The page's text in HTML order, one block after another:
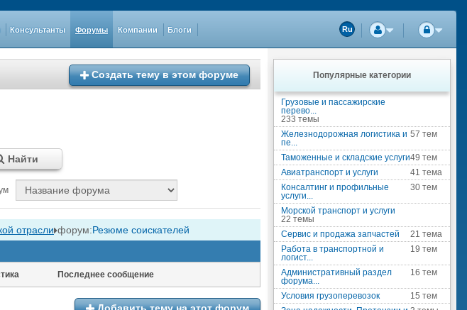
Консультанты Форумы Компании Блоги Ru
Создать тему в этом форуме
Найти
отрасли форум:Резюме соискателей
Последнее сообщение
Популярные категории
Грузовые и пассажирские
перево...
233 темы
Железнодорожная логистика и
пе...
57 тем
Таможенные и складские услуги49 тем
Авиатранспорт и услуги
41 тема
Консалтинг и профильные
услуги...
30 тем
Морской транспорт и услуги
22 темы
Сервис и продажа запчастей
21 тема
Работа в транспортной и
логист...
19 тем
Административный раздел
форума...
16 тем
Условия грузоперевозок
15 тем